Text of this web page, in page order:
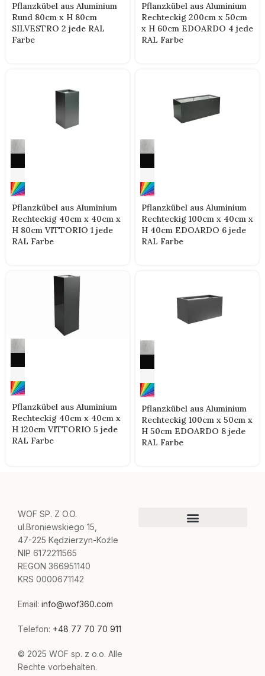
Pflanzkübel aus Aluminium
Rund 80cm x H 80cm
SILVESTRO 2 jede RAL
Farbe
Pflanzkübel aus Aluminium
Rechteckig 200cm x 50cm
x H 60cm EDOARDO 4 jede
RAL Farbe
Pflanzkübel aus Aluminium
Rechteckig 40cm x 40cm x
H 80cm VITTORIO 1 jede
RAL Farbe
Pflanzkübel aus Aluminium
Rechteckig 100cm x 40cm x
H 40cm EDOARDO 6 jede
RAL Farbe
Pflanzkübel aus Aluminium
Rechteckig 40cm x 40cm x
H 120cm VITTORIO 5 jede
RAL Farbe
Pflanzkübel aus Aluminium
Rechteckig 100cm x 50cm x
H 50cm EDOARDO 8 jede
RAL Farbe
WOF SP. Z O.O.
ul.Broniewskiego 15,
47-225 Kędzierzyn-Koźle
NIP 6172211565
REGON 366951140
KRS 0000671142
Email: info@wof360.com
Telefon: +48 77 70 70 911
© 2025 WOF sp. z o.o. Alle
Rechte vorbehalten.